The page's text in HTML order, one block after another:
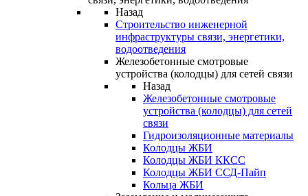
Назад
Строительство инженерной
инфраструктуры связи, энергетики,
водоотведения
Железобетонные смотровые
устройства (колодцы) для сетей связи
Назад
Железобетонные смотровые
устройства (колодцы) для сетей
связи
Гидроизоляционные материалы
Колодцы ЖБИ
Колодцы ЖБИ ККСС
Колодцы ЖБИ ССД-Пайп
Кольца ЖБИ